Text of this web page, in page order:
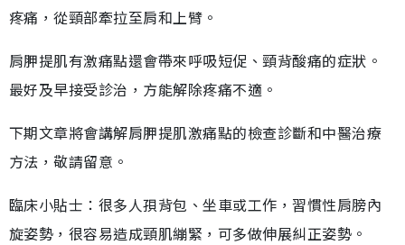
疼痛，從頸部牽拉至肩和上臂。
肩胛提肌有激痛點還會帶來呼吸短促、頸背酸痛的症狀。
最好及早接受診治，方能解除疼痛不適。
下期文章將會講解肩胛提肌激痛點的檢查診斷和中醫治療
方法，敬請留意。
臨床小貼士：很多人孭背包、坐車或工作，習慣性肩膀內
旋姿勢，很容易造成頸肌繃緊，可多做伸展糾正姿勢。